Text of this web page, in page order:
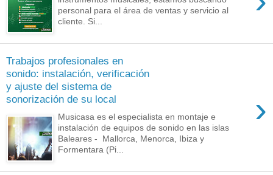
personal para el área de ventas y servicio al
cliente. Si...
Trabajos profesionales en
sonido: instalación, verificación
y ajuste del sistema de
sonorización de su local
›
Musicasa es el especialista en montaje e
instalación de equipos de sonido en las islas
Baleares - Mallorca, Menorca, Ibiza y
Formentara (Pi...